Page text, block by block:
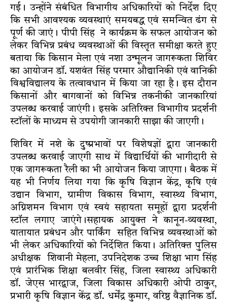
गई। उन्होंने संबंधित विभागीय अधिकारियों को निर्देश दिए
कि सभी आवश्यक व्यवस्थाएं समयबद्ध एवं समन्वित ढंग से
पूर्ण की जाएं। पीपी सिंह ने कार्यक्रम के सफल आयोजन को
लेकर विभिन्न प्रबंध व्यवस्थाओं की विस्तृत समीक्षा करते हुए
बताया कि किसान मेला एवं नशा उन्मूलन जागरूकता शिविर
का आयोजन डॉ. यशवंत सिंह परमार औद्यानिकी एवं वानिकी
विश्वविद्यालय के तत्वावधान में किया जा रहा है। इस दौरान
किसानों और बागवानों को विभिन्न तकनीकी जानकारियां
उपलब्ध करवाई जाएंगी। इसके अतिरिक्त विभागीय प्रदर्शनी
स्टॉलों के माध्यम से उपयोगी जानकारी साझा की जाएगी।
शिविर में नशे के दुष्प्रभावों पर विशेषज्ञों द्वारा जानकारी
उपलब्ध करवाई जाएगी साथ में विद्यार्थियों की भागीदारी से
एक जागरूकता रैली का भी आयोजन किया जाएगा। बैठक में
यह भी निर्णय लिया गया कि कृषि विज्ञान केंद्र, कृषि एवं
उद्यान विभाग, ग्रामीण विकास विभाग, स्वास्थ्य विभाग,
अग्निशमन विभाग एवं स्वयं सहायता समूहों द्वारा प्रदर्शनी
स्टॉल लगाए जाएंगे।सहायक आयुक्त ने कानून-व्यवस्था,
यातायात प्रबंधन और पार्किंग सहित विभिन्न व्यवस्थाओं को
भी लेकर अधिकारियों को निर्देशित किया। अतिरिक्त पुलिस
अधीक्षक शिवानी मेहला, उपनिदेशक उच्च शिक्षा भाग सिंह
एवं प्रारंभिक शिक्षा बलवीर सिंह, जिला स्वास्थ्य अधिकारी
डॉ. जेएस भारद्वाज, जिला विकास अधिकारी ओपी ठाकुर,
प्रभारी कृषि विज्ञान केंद्र डॉ. धर्मेंद्र कुमार, वरिष्ठ वैज्ञानिक डॉ.